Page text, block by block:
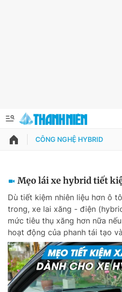
QUẢNG CÁO ĐẶT BÁO
Chuyên mục
Chuyên mục khác
Chào ngày mới
Tin thị trường
Thông tin tài khoản
Đổi mật khẩu
Tin đã lưu
Tin đã xem
Đăng xuất
CÔNG NGHỆ HYBRID
Mẹo lái xe hybrid tiết
Dù tiết kiệm nhiên liệu hơn ô
trong, xe lai xăng - điện
mức tiêu thụ xăng hơn nữa
hoạt động của phanh tái tạo